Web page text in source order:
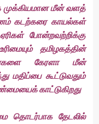
முக்கியமான மீன் வளத்
கடற்கரை காயல்கள்
போன்றவற்றிக்கு
தமிழகத்தின்
கேரளா மீன்
மதிப்பை கூட்டுவதும்
காட்டுகிறது
தொடர்பாக தேடலில்